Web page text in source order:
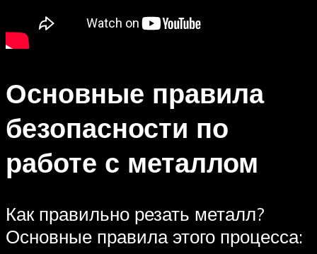
Основные правила
безопасности по
работе с металлом
Как правильно резать металл?
Основные правила этого процесса: